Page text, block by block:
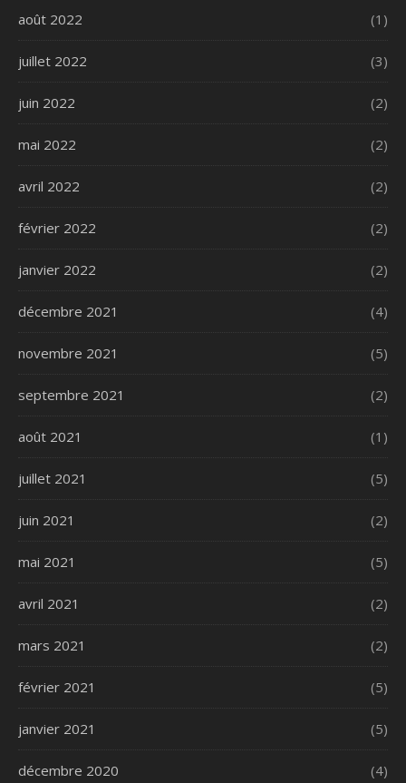
août 2022 (1)
juillet 2022 (3)
juin 2022 (2)
mai 2022 (2)
avril 2022 (2)
février 2022 (2)
janvier 2022 (2)
décembre 2021 (4)
novembre 2021 (5)
septembre 2021 (2)
août 2021 (1)
juillet 2021 (5)
juin 2021 (2)
mai 2021 (5)
avril 2021 (2)
mars 2021 (2)
février 2021 (5)
janvier 2021 (5)
décembre 2020 (4)